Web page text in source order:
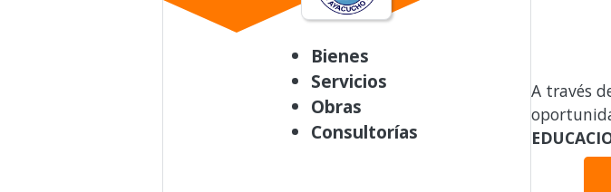
Bienes
Servicios
Obras
Consultorías
A través